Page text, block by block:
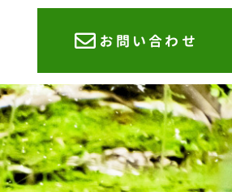
お問い合わせ